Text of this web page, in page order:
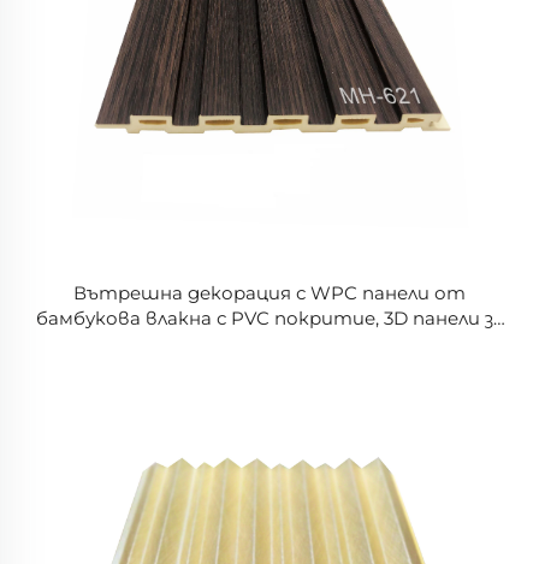
Вътрешна декорация с WPC панели от
бамбукова влакна с PVC покритие, 3D панели за